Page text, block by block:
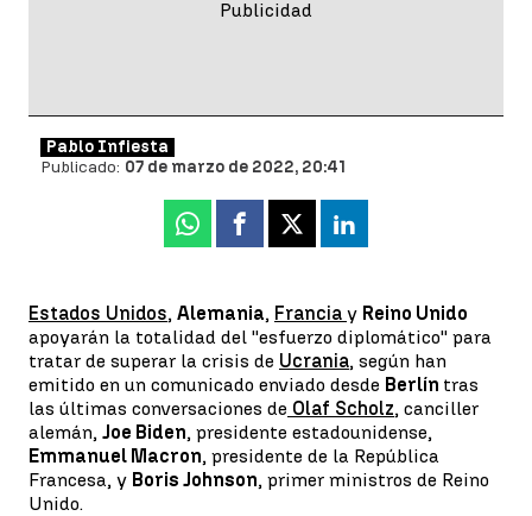
Pablo Infiesta
Publicado: 07 de marzo de 2022, 20:41
Whatsapp
Facebook
X Linkedin
Estados Unidos, Alemania, Francia y Reino Unido
apoyarán la totalidad del ''esfuerzo diplomático'' para
tratar de superar la crisis de Ucrania, según han
emitido en un comunicado enviado desde Berlín tras
las últimas conversaciones de Olaf Scholz, canciller
alemán, Joe Biden, presidente estadounidense,
Emmanuel Macron, presidente de la República
Francesa, y Boris Johnson, primer ministros de Reino
Unido.